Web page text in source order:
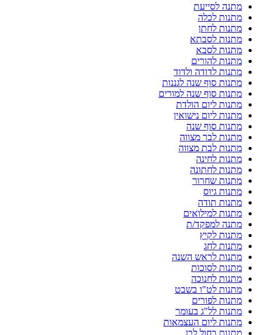
מתנה לסייעת
מתנות לכלה
מתנות לחתן
מתנות לסבתא
מתנות לסבא
מתנות להורים
מתנות לדודה ולדוד
מתנות סוף שנה לגננות
מתנות סוף שנה למורים
מתנות ליום הולדת
מתנות ליום נישואין
מתנות סוף שנה
מתנות לבר מצווה
מתנות לבת מצווה
מתנות לחינה
מתנות לחתונה
מתנות שחרור
מתנות גיוס
מתנות תודה
מתנות למילואים
מתנה למפקד/ת
מתנות לקיץ
מתנות לחג
מתנות לראש השנה
מתנות לסוכות
מתנות לחנוכה
מתנות לט"ו בשבט
מתנות לפורים
מתנות לל"ג בעומר
מתנות ליום העצמאות
מתנות כחול לבן